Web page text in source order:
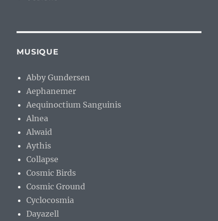
MUSIQUE
Abby Gundersen
Aephanemer
Aequinoctium Sanguinis
Alnea
Alwaid
Aythis
Collapse
Cosmic Birds
Cosmic Ground
Cyclocosmia
Dayazell